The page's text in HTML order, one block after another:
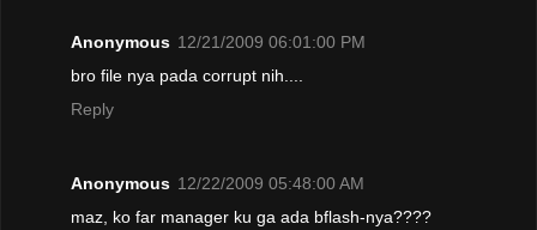
Anonymous 12/21/2009 06:01:00 PM
bro file nya pada corrupt nih....
Reply
Anonymous 12/22/2009 05:48:00 AM
maz, ko far manager ku ga ada bflash-nya????